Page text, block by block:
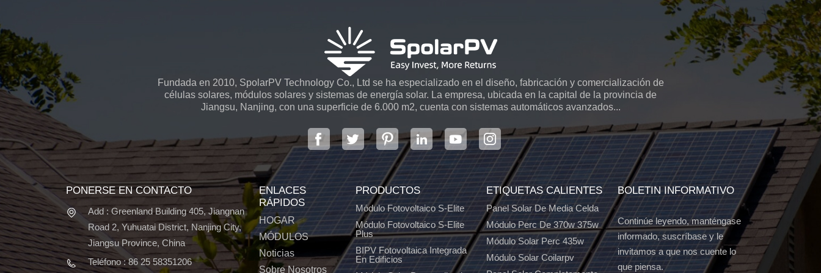
Fundada en 2010, SpolarPV Technology Co., Ltd se ha especializado en el diseño, fabricación y comercialización de
células solares, módulos solares y sistemas de energía solar. La empresa, ubicada en la capital de la provincia de
Jiangsu, Nanjing, con una superficie de 6.000 m2, cuenta con sistemas automáticos avanzados...
PONERSE EN CONTACTO
Add : Greenland Building 405, Jiangnan
Road 2, Yuhuatai District, Nanjing City,
Jiangsu Province, China
Teléfono : 86 25 58351206
ENLACES
RÁPIDOS
HOGAR
MÓDULOS
Noticias
Sobre Nosotros
PRODUCTOS
Módulo Fotovoltaico S-Elite
Módulo Fotovoltaico S-Elite
Plus
BIPV Fotovoltaica Integrada
En Edificios
ETIQUETAS CALIENTES
Panel Solar De Media Celda
Módulo Perc De 370w 375w
Módulo Solar Perc 435w
Módulo Solar Coilarpv
BOLETIN INFORMATIVO
Continúe leyendo, manténgase
informado, suscríbase y le
invitamos a que nos cuente lo
que piensa.